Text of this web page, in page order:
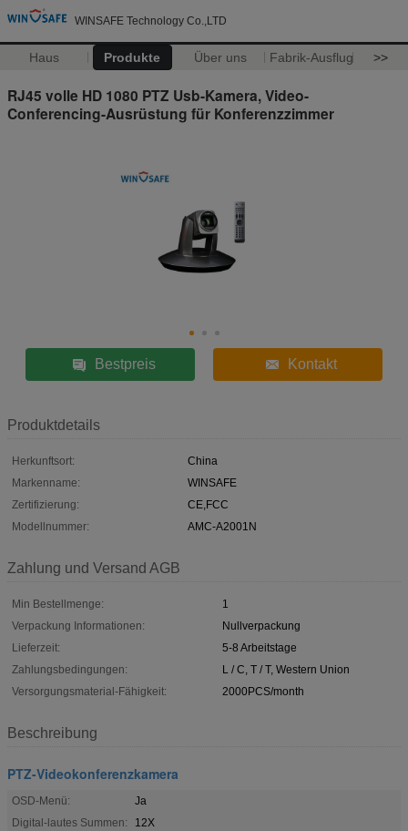
WINSAFE Technology Co.,LTD
Haus Produkte Über uns Fabrik-Ausflug >>
RJ45 volle HD 1080 PTZ Usb-Kamera, Video-
Conferencing-Ausrüstung für Konferenzzimmer
Bestpreis Kontakt
Produktdetails
Herkunftsort:
China
Markenname:
WINSAFE
Zertifizierung:
CE,FCC
Modellnummer:
AMC-A2001N
Zahlung und Versand AGB
Min Bestellmenge:
1
Verpackung Informationen:
Nullverpackung
Lieferzeit:
5-8 Arbeitstage
Zahlungsbedingungen:
L / C, T / T, Western Union
Versorgungsmaterial-Fähigkeit:
2000PCS/month
Beschreibung
PTZ-Videokonferenzkamera
OSD-Menü:
Ja
Digital-lautes Summen:
12X